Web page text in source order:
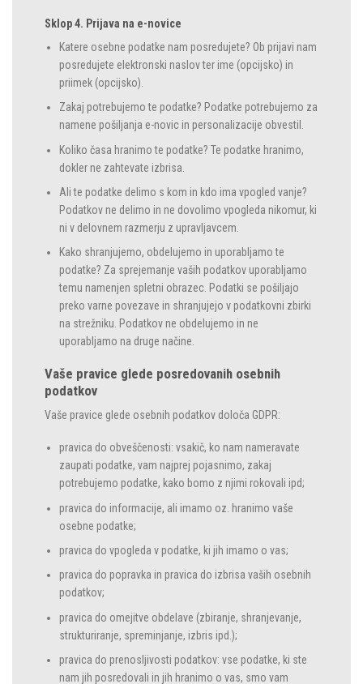
Sklop 4. Prijava na e-novice
Katere osebne podatke nam posredujete? Ob prijavi nam
posredujete elektronski naslov ter ime (opcijsko) in
priimek (opcijsko).
Zakaj potrebujemo te podatke? Podatke potrebujemo za
namene pošiljanja e-novic in personalizacije obvestil.
Koliko časa hranimo te podatke? Te podatke hranimo,
dokler ne zahtevate izbrisa.
Ali te podatke delimo s kom in kdo ima vpogled vanje?
Podatkov ne delimo in ne dovolimo vpogleda nikomur, ki
ni v delovnem razmerju z upravljavcem.
Kako shranjujemo, obdelujemo in uporabljamo te
podatke? Za sprejemanje vaših podatkov uporabljamo
temu namenjen spletni obrazec. Podatki se pošiljajo
preko varne povezave in shranjujejo v podatkovni zbirki
na strežniku. Podatkov ne obdelujemo in ne
uporabljamo na druge načine.
Vaše pravice glede posredovanih osebnih
podatkov
Vaše pravice glede osebnih podatkov določa GDPR:
pravica do obveščenosti: vsakič, ko nam nameravate
zaupati podatke, vam najprej pojasnimo, zakaj
potrebujemo podatke, kako bomo z njimi rokovali ipd;
pravica do informacije, ali imamo oz. hranimo vaše
osebne podatke;
pravica do vpogleda v podatke, ki jih imamo o vas;
pravica do popravka in pravica do izbrisa vaših osebnih
podatkov;
pravica do omejitve obdelave (zbiranje, shranjevanje,
strukturiranje, spreminjanje, izbris ipd.);
pravica do prenosljivosti podatkov: vse podatke, ki ste
nam jih posredovali in jih hranimo o vas, smo vam